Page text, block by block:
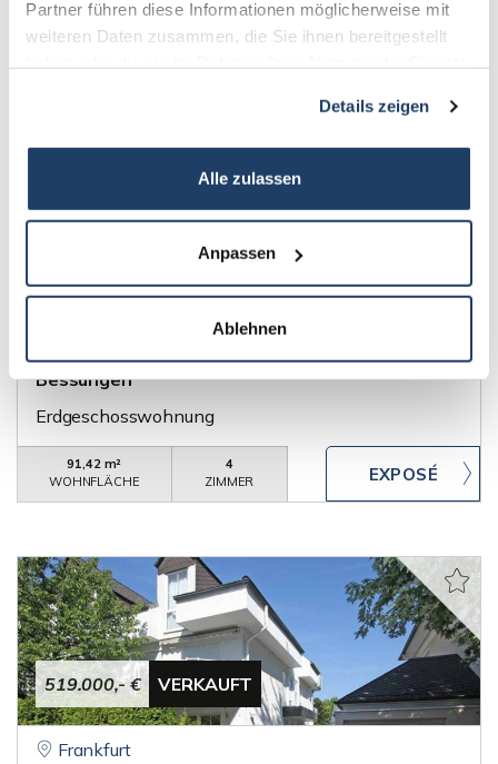
Partner führen diese Informationen möglicherweise mit
weiteren Daten zusammen, die Sie ihnen bereitgestellt
Details zeigen
Alle zulassen
Anpassen
Ablehnen
82,75 m²
3
VERKAUFT
gepflegte 4-Zimmerwohnung am Rande von
Bessungen
Erdgeschosswohnung
91,42 m²
WOHNFLÄCHE
4
ZIMMER
519.000,- € VERKAUFT
Frankfurt